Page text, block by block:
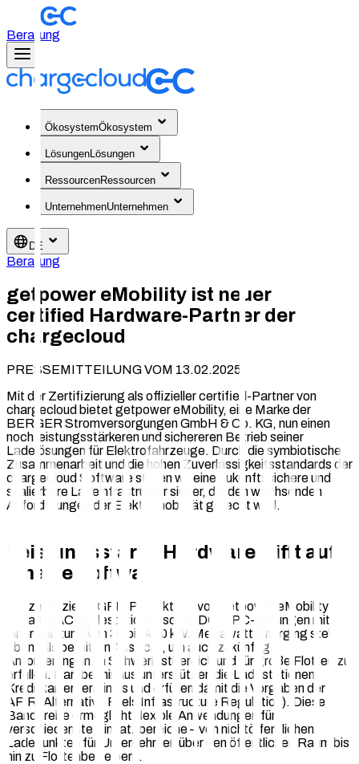
Beratung
ÖkosystemÖkosystem
LösungenLösungen
RessourcenRessourcen
UnternehmenUnternehmen
DE
Beratung
getpower eMobility ist neuer
certified Hardware-Partner der
chargecloud
PRESSEMITTEILUNG VOM 13.02.2025
Mit der Zertifizierung als offizieller certified-Partner von
chargecloud bietet getpower eMobility, eine Marke der
BERGER Stromversorgungen GmbH & Co. KG, nun einen
noch leistungsstärkeren und sichereren Betrieb seiner
Ladelösungen für Elektrofahrzeuge. Durch die symbiotische
Zusammenarbeit und die hohen Zuverlässigkeitsstandards der
chargecloud Software stellen wir eine zukunftssichere und
skalierbare Ladeinfrastruktur sicher, die den wachsenden
Anforderungen der Elektromobilität gerecht wird.
Leistungsstarke Hardware trifft auf
smarte Software
Die zertifizierte GPE-Produktlinie von getpower eMobility
umfasst AC-Ladestationen sowie DC/HPC-Lösungen mit
einer Leistung von 30 bis 480 kW. Megawatt Charging steht
ebenfalls bereits in Aussicht, um auch zukünftige
Anforderungen im Schwerlastbereich und für große Flotten zu
erfüllen. Darüber hinaus unterstützen die Ladestationen
Kreditkartenterminals und erfüllen damit die Vorgaben der
AFIR (Alternative Fuels Infrastructure Regulation). Diese
Bandbreite ermöglicht flexible Anwendungen für
verschiedenste Einsatzbereiche – von nichtöffentlichen
Ladepunkten für Unternehmen über den öffentlichen Raum bis
hin zu Flottenbetreibern.